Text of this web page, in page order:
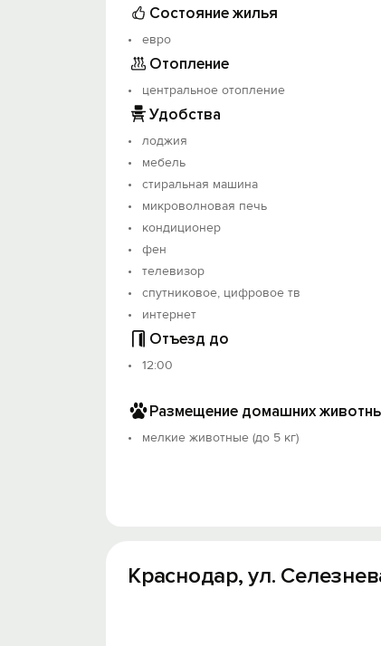
Заселение с 14:00 в любое для Вас
Залог возвращается после
Заселение только по
Квартира не сдаётся для
Расчет возможен как наличный так
Состояние жилья
евро
Отопление
центральное отопление
Удобства
лоджия
мебель
стиральная машина
микроволновая печь
кондиционер
фен
телевизор
спутниковое, цифровое тв
интернет
Отъезд до
12:00
Размещение домашних
мелкие животные (до 5 кг)
Краснодар, ул.